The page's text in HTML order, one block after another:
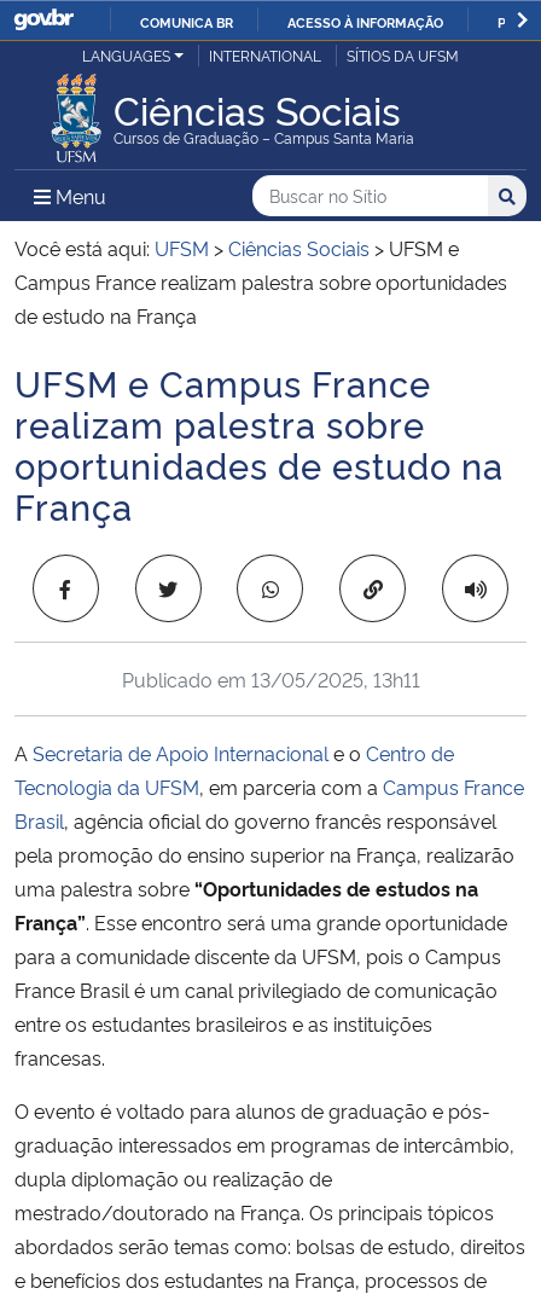
IR
O
COMUNICA BR ACESSO À INFORMAÇÃO
Ministério da Justiça e Segurança Pública
Ministério da Defesa
Ministério das Relações Exteriores
Ministério da Economia
Ministério da Infraestrutura
Ministério da Agricultura, Pecuária e Abastecimento
Ministério da Educação
Ministério da Cidadania
Ministério da Saúde
Ministério de Minas e Energia
Ministério da Ciência, Tecnologia, Inovações e Comunicações
Ministério do Meio Ambiente
Ministério do Turismo
Ministério do Desenvolvimento Regional
Secretaria-Geral
Secretaria de Governo
LANGUAGES INTERNATIONAL SÍTIOS DA UFSM
Ciências Sociais
Cursos de Graduação – Campus Santa Maria
Menu Menu Principal do Sítio
Busca
Buscar no no Sítio
Busca:
Você está aqui: UFSM >Ciências Sociais > UFSM e
Campus France realizam palestra sobre oportunidades
de estudo na França
Início do conteúdo
UFSM e Campus France
realizam palestra sobre
oportunidades de estudo na
França
Copiar para área
Publicado em 13/05/2025, 13h11
A Secretaria de Apoio Internacional e o Centro de
Tecnologia da UFSM, em parceria com a Campus France
Brasil, agência oficial do governo francês responsável
pela promoção do ensino superior na França, realizarão
uma palestra sobre “Oportunidades de estudos na
França”. Esse encontro será uma grande oportunidade
para a comunidade discente da UFSM, pois o Campus
France Brasil é um canal privilegiado de comunicação
entre os estudantes brasileiros e as instituições
francesas.
O evento é voltado para alunos de graduação e pós-
graduação interessados em programas de intercâmbio,
dupla diplomação ou realização de
mestrado/doutorado na França. Os principais tópicos
abordados serão temas como: bolsas de estudo, direitos
e benefícios dos estudantes na França, processos de